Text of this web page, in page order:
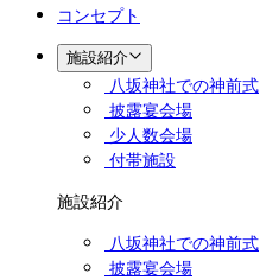
コンセプト
施設紹介
八坂神社での神前式
披露宴会場
少人数会場
付帯施設
施設紹介
八坂神社での神前式
披露宴会場